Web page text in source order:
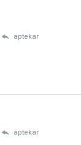
aptekar
aptekar